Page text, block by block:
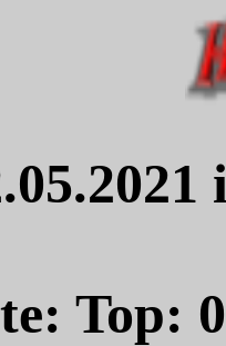
Top: 0